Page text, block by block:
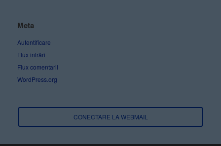
Meta
Autentificare
Flux intrări
Flux comentarii
WordPress.org
CONECTARE LA WEBMAIL